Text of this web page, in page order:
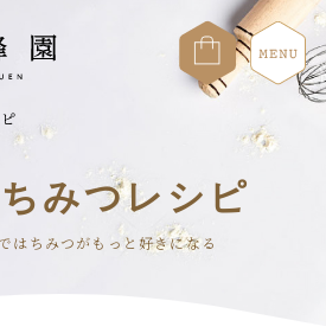
みつレシピ
はちみつがもっと好きになる